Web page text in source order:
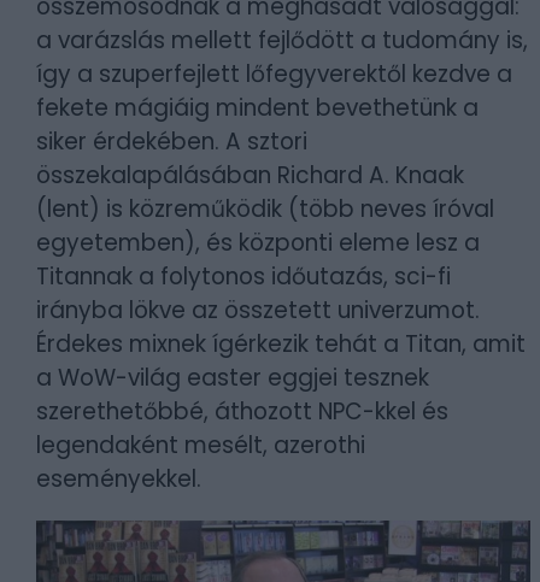
összemosódnak a meghasadt valósággal:
a varázslás mellett fejlődött a tudomány is,
így a szuperfejlett lőfegyverektől kezdve a
fekete mágiáig mindent bevethetünk a
siker érdekében. A sztori
összekalapálásában Richard A. Knaak
(lent) is közreműködik (több neves íróval
egyetemben), és központi eleme lesz a
Titannak a folytonos időutazás, sci-fi
irányba lökve az összetett univerzumot.
Érdekes mixnek ígérkezik tehát a Titan, amit
a WoW-világ easter eggjei tesznek
szerethetőbbé, áthozott NPC-kkel és
legendaként mesélt, azerothi
eseményekkel.